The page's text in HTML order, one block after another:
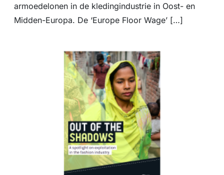
armoedelonen in de kledingindustrie in Oost- en
Midden-Europa. De ‘Europe Floor Wage’ […]